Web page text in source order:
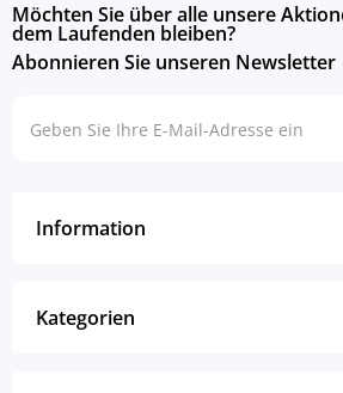
Möchten Sie über alle unsere
dem Laufenden bleiben?
Abonnieren Sie unseren Newsletter
Information
Kategorien